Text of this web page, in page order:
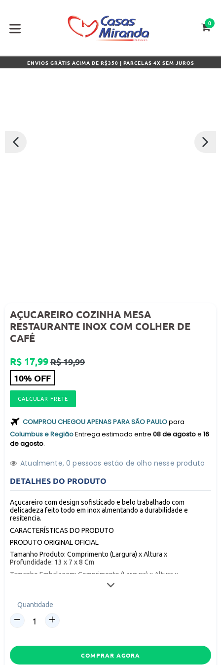
conteúdo
0
ENVIOS GRÁTIS ACIMA DE R$350 | PARCELAS 4X SEM JUROS
AÇUCAREIRO COZINHA MESA
RESTAURANTE INOX COM COLHER DE
CAFÉ
Preço
normal
R$ 17,99R$ 19,99
10% OFF
CALCULAR FRETE
COMPROU CHEGOU APENAS PARA SÃO PAULOpara
Columbus e RegiãoEntrega estimada entre 08 de agostoe 16
de agosto.
Atualmente,2 pessoas estão de olho nesse produto
DETALHES DO PRODUTO
Açucareiro com design sofisticado e belo trabalhado com
delicadeza feito todo em inox almentando a durabilidade e
resitencia.
CARACTERÍSTICAS DO PRODUTO
PRODUTO ORIGINAL OFICIAL
Tamanho Produto: Comprimento (Largura) x Altura x
Profundidade: 13 x 7 x 8 Cm
Tamanho Embalagem: Comprimento (Largura) x Altura x
Código do produto: 5210.
Peso: 77 g.
Instruções de uso: O procedimento mais adequado para limpar, é
apenas detergente ou sabão neutro, com esponjas macias, pois as
Quantidade
COMPRAR AGORA